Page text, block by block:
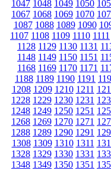
1047 1048 1049 1050
1067 1068 1069 1070
1087 1088 1089 1090
1107 1108 1109 1110 1111
1128 1129 1130 1131
1148 1149 1150 1151
1168 1169 1170 1171
1188 1189 1190 1191
1208 1209 1210 1211
1228 1229 1230 1231
1248 1249 1250 1251
1268 1269 1270 1271
1288 1289 1290 1291
1308 1309 1310 1311
1328 1329 1330 1331
1348 1349 1350 1351